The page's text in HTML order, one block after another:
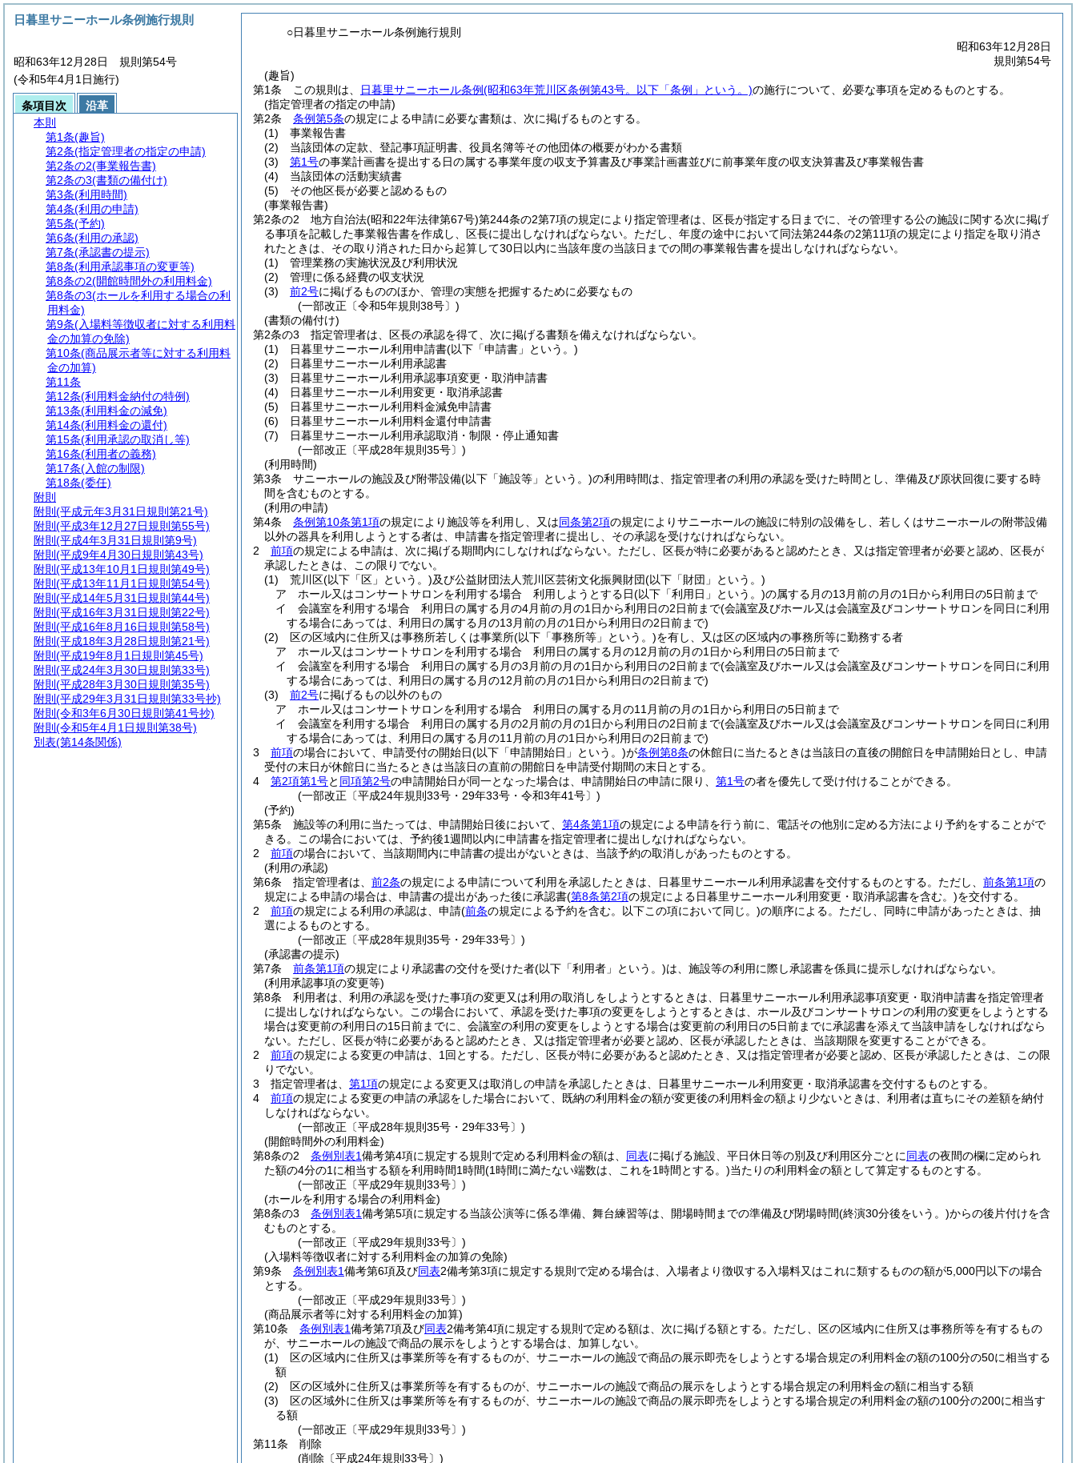
○日暮里サニーホール条例施行規則
昭和63年12月28日
規則第54号
(趣旨)
第1条
この規則は、 日暮里サニーホール条例(昭和63年荒川区条例第43号。以下「条例」という。)の施行について、必要な事項を定めるものとする。
(指定管理者の指定の申請)
第2条
条例第5条の規定による申請に必要な書類は、次に掲げるものとする。
(1)
事業報告書
(2)
当該団体の定款、登記事項証明書、役員名簿等その他団体の概要がわかる書類
(3)
第1号の事業計画書を提出する日の属する事業年度の収支予算書及び事業計画書並びに前事業年度の収支決算書及び事業報告書
(4)
当該団体の活動実績書
(5)
その他区長が必要と認めるもの
(事業報告書)
第2条の2
地方自治法(昭和22年法律第67号)第244条の2第7項の規定により指定管理者は、区長が指定する日までに、その管理する公の施設に関する次に掲げ
る事項を記載した事業報告書を作成し、区長に提出しなければならない。 ただし、年度の途中において同法第244条の2第11項の規定により指定を取り消さ
れたときは、その取り消された日から起算して30日以内に当該年度の当該日までの間の事業報告書を提出しなければならない。
(1)
管理業務の実施状況及び利用状況
(2)
管理に係る経費の収支状況
(3)
前2号に掲げるもののほか、管理の実態を把握するために必要なもの
(一部改正〔令和5年規則38号〕)
(書類の備付け)
第2条の3
指定管理者は、区長の承認を得て、次に掲げる書類を備えなければならない。
(1)
日暮里サニーホール利用申請書(以下「申請書」という。)
(2)
日暮里サニーホール利用承認書
(3)
日暮里サニーホール利用承認事項変更・取消申請書
(4)
日暮里サニーホール利用変更・取消承認書
(5)
日暮里サニーホール利用料金減免申請書
(6)
日暮里サニーホール利用料金還付申請書
(7)
日暮里サニーホール利用承認取消・制限・停止通知書
(一部改正〔平成28年規則35号〕)
(利用時間)
第3条
サニーホールの施設及び附帯設備(以下「施設等」という。)の利用時間は、指定管理者の利用の承認を受けた時間とし、準備及び原状回復に要する時
間を含むものとする。
(利用の申請)
第4条
条例第10条第1項の規定により施設等を利用し、又は同条第2項の規定によりサニーホールの施設に特別の設備をし、若しくはサニーホールの附帯設備
以外の器具を利用しようとする者は、申請書を指定管理者に提出し、その承認を受けなければならない。
2
前項の規定による申請は、次に掲げる期間内にしなければならない。 ただし、区長が特に必要があると認めたとき、又は指定管理者が必要と認め、区長が
承認したときは、この限りでない。
(1)
荒川区(以下「区」という。)及び公益財団法人荒川区芸術文化振興財団(以下「財団」という。)
ア
ホール又はコンサートサロンを利用する場合 利用しようとする日(以下「利用日」という。)の属する月の13月前の月の1日から利用日の5日前まで
イ
会議室を利用する場合 利用日の属する月の4月前の月の1日から利用日の2日前まで(会議室及びホール又は会議室及びコンサートサロンを同日に利用
する場合にあっては、利用日の属する月の13月前の月の1日から利用日の2日前まで)
(2)
区の区域内に住所又は事務所若しくは事業所(以下「事務所等」という。)を有し、又は区の区域内の事務所等に勤務する者
ア
ホール又はコンサートサロンを利用する場合 利用日の属する月の12月前の月の1日から利用日の5日前まで
イ
会議室を利用する場合 利用日の属する月の3月前の月の1日から利用日の2日前まで(会議室及びホール又は会議室及びコンサートサロンを同日に利用
する場合にあっては、利用日の属する月の12月前の月の1日から利用日の2日前まで)
(3)
前2号に掲げるもの以外のもの
ア
ホール又はコンサートサロンを利用する場合 利用日の属する月の11月前の月の1日から利用日の5日前まで
イ
会議室を利用する場合 利用日の属する月の2月前の月の1日から利用日の2日前まで(会議室及びホール又は会議室及びコンサートサロンを同日に利用
する場合にあっては、利用日の属する月の11月前の月の1日から利用日の2日前まで)
3
前項の場合において、申請受付の開始日(以下「申請開始日」という。)が条例第8条の休館日に当たるときは当該日の直後の開館日を申請開始日とし、申請
受付の末日が休館日に当たるときは当該日の直前の開館日を申請受付期間の末日とする。
4
第2項第1号と 同項第2号の申請開始日が同一となった場合は、申請開始日の申請に限り、 第1号の者を優先して受け付けることができる。
(一部改正〔平成24年規則33号・29年33号・令和3年41号〕)
(予約)
第5条
施設等の利用に当たっては、申請開始日後において、 第4条第1項の規定による申請を行う前に、電話その他別に定める方法により予約をすることがで
きる。
この場合においては、予約後1週間以内に申請書を指定管理者に提出しなければならない。
2
前項の場合において、当該期間内に申請書の提出がないときは、当該予約の取消しがあったものとする。
(利用の承認)
第6条
指定管理者は、 前2条の規定による申請について利用を承認したときは、日暮里サニーホール利用承認書を交付するものとする。 ただし、 前条第1項の
規定による申請の場合は、申請書の提出があった後に承認書(第8条第2項の規定による日暮里サニーホール利用変更・取消承認書を含む。)を交付する。
2
前項の規定による利用の承認は、申請(前条の規定による予約を含む。以下この項において同じ。)の順序による。 ただし、同時に申請があったときは、抽
選によるものとする。
(一部改正〔平成28年規則35号・29年33号〕)
(承認書の提示)
第7条
前条第1項の規定により承認書の交付を受けた者(以下「利用者」という。)は、施設等の利用に際し承認書を係員に提示しなければならない。
(利用承認事項の変更等)
第8条
利用者は、利用の承認を受けた事項の変更又は利用の取消しをしようとするときは、日暮里サニーホール利用承認事項変更・取消申請書を指定管理者
に提出しなければならない。
この場合において、承認を受けた事項の変更をしようとするときは、ホール及びコンサートサロンの利用の変更をしようとする
場合は変更前の利用日の15日前までに、会議室の利用の変更をしようとする場合は変更前の利用日の5日前までに承認書を添えて当該申請をしなければなら
ない。 ただし、区長が特に必要があると認めたとき、又は指定管理者が必要と認め、区長が承認したときは、当該期限を変更することができる。
2
前項の規定による変更の申請は、1回とする。 ただし、区長が特に必要があると認めたとき、又は指定管理者が必要と認め、区長が承認したときは、この限
りでない。
3
指定管理者は、 第1項の規定による変更又は取消しの申請を承認したときは、日暮里サニーホール利用変更・取消承認書を交付するものとする。
4
前項の規定による変更の申請の承認をした場合において、既納の利用料金の額が変更後の利用料金の額より少ないときは、利用者は直ちにその差額を納付
しなければならない。
(一部改正〔平成28年規則35号・29年33号〕)
(開館時間外の利用料金)
第8条の2
条例別表1備考第4項に規定する規則で定める利用料金の額は、 同表に掲げる施設、平日休日等の別及び利用区分ごとに同表の夜間の欄に定められ
た額の4分の1に相当する額を利用時間1時間(1時間に満たない端数は、これを1時間とする。)当たりの利用料金の額として算定するものとする。
(一部改正〔平成29年規則33号〕)
(ホールを利用する場合の利用料金)
第8条の3
条例別表1備考第5項に規定する当該公演等に係る準備、舞台練習等は、開場時間までの準備及び閉場時間(終演30分後をいう。)からの後片付けを含
むものとする。
(一部改正〔平成29年規則33号〕)
(入場料等徴収者に対する利用料金の加算の免除)
第9条
条例別表1備考第6項及び同表2備考第3項に規定する規則で定める場合は、入場者より徴収する入場料又はこれに類するものの額が5,000円以下の場合
とする。
(一部改正〔平成29年規則33号〕)
(商品展示者等に対する利用料金の加算)
第10条
条例別表1備考第7項及び同表2備考第4項に規定する規則で定める額は、次に掲げる額とする。 ただし、区の区域内に住所又は事務所等を有するもの
が、サニーホールの施設で商品の展示をしようとする場合は、加算しない。
(1)
区の区域内に住所又は事業所等を有するものが、サニーホールの施設で商品の展示即売をしようとする場合規定の利用料金の額の100分の50に相当する
額
(2)
区の区域外に住所又は事業所等を有するものが、サニーホールの施設で商品の展示をしようとする場合規定の利用料金の額に相当する額
(3)
区の区域外に住所又は事業所等を有するものが、サニーホールの施設で商品の展示即売をしようとする場合規定の利用料金の額の100分の200に相当す
る額
(一部改正〔平成29年規則33号〕)
第11条
削除
(削除〔平成24年規則33号〕)
日暮里サニーホール条例施行規則
昭和63年12月28日 規則第54号
(令和5年4月1日施行)
条項目次
沿革
本則
第1条(趣旨)
第2条(指定管理者の指定の申請)
第2条の2(事業報告書)
第2条の3(書類の備付け)
第3条(利用時間)
第4条(利用の申請)
第5条(予約)
第6条(利用の承認)
第7条(承認書の提示)
第8条(利用承認事項の変更等)
第8条の2(開館時間外の利用料金)
第8条の3(ホールを利用する場合の利
用料金)
第9条(入場料等徴収者に対する利用料
金の加算の免除)
第10条(商品展示者等に対する利用料
金の加算)
第11条
第12条(利用料金納付の特例)
第13条(利用料金の減免)
第14条(利用料金の還付)
第15条(利用承認の取消し等)
第16条(利用者の義務)
第17条(入館の制限)
第18条(委任)
附則
附則 (平成元年3月31日規則第21号)
附則 (平成3年12月27日規則第55号)
附則 (平成4年3月31日規則第9号)
附則 (平成9年4月30日規則第43号)
附則 (平成13年10月1日規則第49号)
附則 (平成13年11月1日規則第54号)
附則 (平成14年5月31日規則第44号)
附則 (平成16年3月31日規則第22号)
附則 (平成16年8月16日規則第58号)
附則 (平成18年3月28日規則第21号)
附則 (平成19年8月1日規則第45号)
附則 (平成24年3月30日規則第33号)
附則 (平成28年3月30日規則第35号)
附則 (平成29年3月31日規則第33号抄)
附則 (令和3年6月30日規則第41号抄)
附則 (令和5年4月1日規則第38号)
別表(第14条関係)